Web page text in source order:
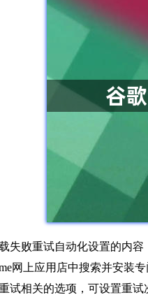
失败重试自动化设置的内容
网上应用店中搜索并安装
试相关的选项，可设置重